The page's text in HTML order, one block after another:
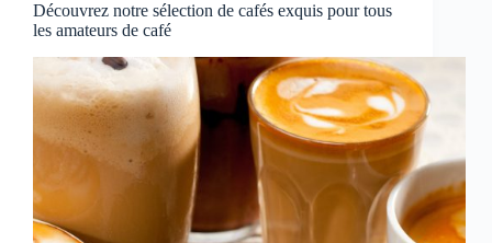
Découvrez notre sélection de cafés exquis pour tous
les amateurs de café